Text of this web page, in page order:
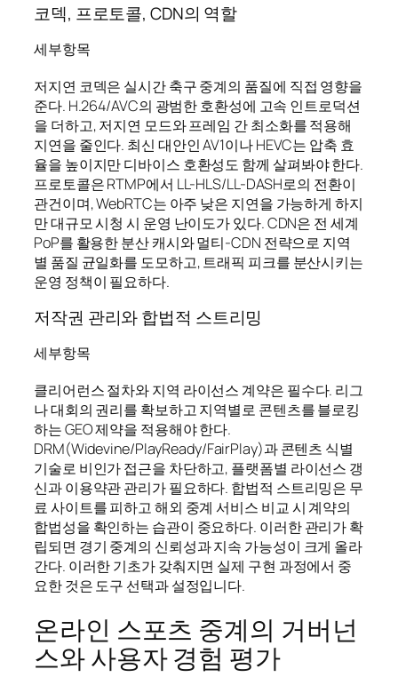
코덱, 프로토콜, CDN의 역할
세부항목
저지연 코덱은 실시간 축구 중계의 품질에 직접 영향을
준다. H.264/AVC의 광범한 호환성에 고속 인트로덕션
을 더하고, 저지연 모드와 프레임 간 최소화를 적용해
지연을 줄인다. 최신 대안인 AV1이나 HEVC는 압축 효
율을 높이지만 디바이스 호환성도 함께 살펴봐야 한다.
프로토콜은 RTMP에서 LL-HLS/LL-DASH로의 전환이
관건이며, WebRTC는 아주 낮은 지연을 가능하게 하지
만 대규모 시청 시 운영 난이도가 있다. CDN은 전 세계
PoP를 활용한 분산 캐시와 멀티-CDN 전략으로 지역
별 품질 균일화를 도모하고, 트래픽 피크를 분산시키는
운영 정책이 필요하다.
저작권 관리와 합법적 스트리밍
세부항목
클리어런스 절차와 지역 라이선스 계약은 필수다. 리그
나 대회의 권리를 확보하고 지역별로 콘텐츠를 블로킹
하는 GEO 제약을 적용해야 한다.
DRM(Widevine/PlayReady/FairPlay)과 콘텐츠 식별
기술로 비인가 접근을 차단하고, 플랫폼별 라이선스 갱
신과 이용약관 관리가 필요하다. 합법적 스트리밍은 무
료 사이트를 피하고 해외 중계 서비스 비교 시 계약의
합법성을 확인하는 습관이 중요하다. 이러한 관리가 확
립되면 경기 중계의 신뢰성과 지속 가능성이 크게 올라
간다. 이러한 기초가 갖춰지면 실제 구현 과정에서 중
요한 것은 도구 선택과 설정입니다.
온라인 스포츠 중계의 거버넌
스와 사용자 경험 평가